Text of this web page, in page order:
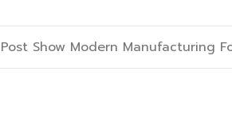
Post Show Modern Manufacturing